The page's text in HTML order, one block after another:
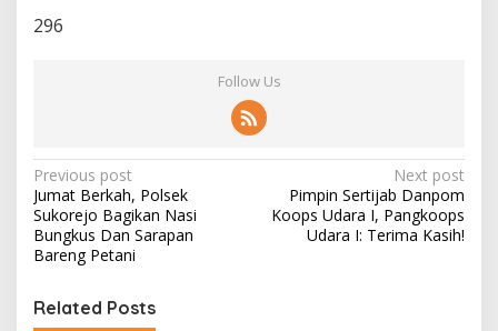
296
Follow Us
P
o
s
n
Previous post
Jumat Berkah, Polsek
Sukorejo Bagikan Nasi
Bungkus Dan Sarapan
Bareng Petani
Next post
Pimpin Sertijab Danpom
Koops Udara I, Pangkoops
Udara I: Terima Kasih!
Related Posts